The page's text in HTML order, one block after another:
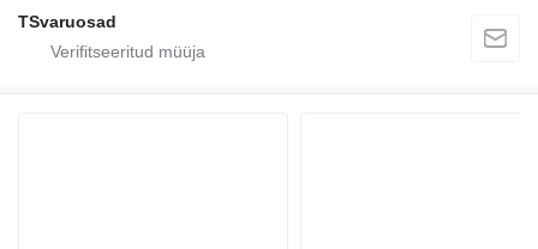
TSvaruosad